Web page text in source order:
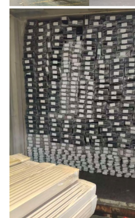
Προφίλ τοίχου κουρτίνας
Γυαλισμένο προφίλ αλουμινίου
ξύλινος τελειώστε τα
Προφίλ διακοσμημάτων από
Προφίλ εκτόξευσης